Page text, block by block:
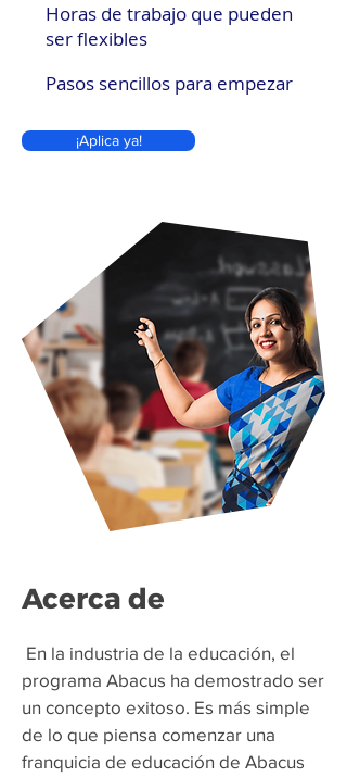
Horas de trabajo que pueden
ser flexibles
Pasos sencillos para empezar
¡Aplica ya!
Acerca de
En la industria de la educación, el
programa Abacus ha demostrado ser
un concepto exitoso. Es más simple
de lo que piensa comenzar una
franquicia de educación de Abacus